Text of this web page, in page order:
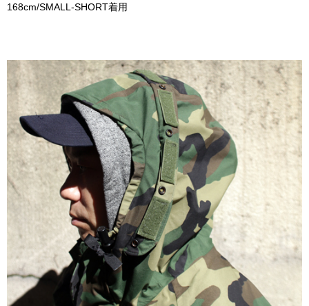
168cm/SMALL-SHORT着用